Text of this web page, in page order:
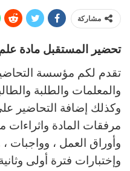
مشاركة
تحضير المستقبل مادة علم
تقدم لكم مؤسسة
والمعلمات والطلبة
وكذلك إضافة التحاضير
مرفقات المادة
وأوراق العمل ، وواجبات ،
وإختبارات فترة أولى